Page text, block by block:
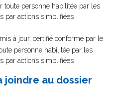
toute personne habilitée par les
par actions simplifiées
à jour, certifié conforme par le
personne habilitée par les
par actions simplifiées
joindre au dossier